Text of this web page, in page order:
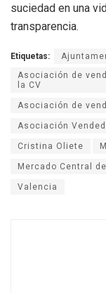
suciedad en una
transparencia.
Etiquetas:
Asociación de
la CV
Asociación de
Asociación
Cristina Oliete
Mercado Central
Valencia